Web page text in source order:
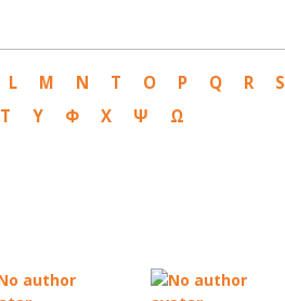
L M N T O P Q R S
Τ Υ Φ Χ Ψ Ω